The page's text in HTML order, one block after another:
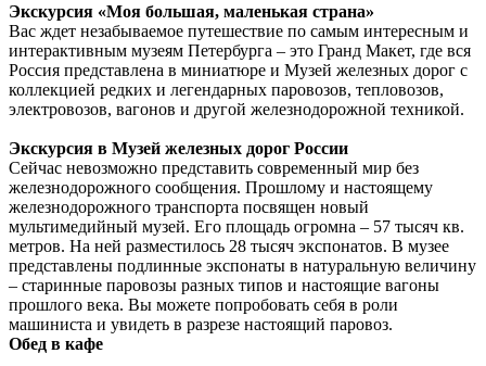
Экскурсия «Моя большая, маленькая страна»
Вас ждет незабываемое путешествие по самым интересным и
интерактивным музеям Петербурга – это Гранд Макет, где вся
Россия представлена в миниатюре и Музей железных дорог с
коллекцией редких и легендарных паровозов, тепловозов,
электровозов, вагонов и другой железнодорожной техникой.
Экскурсия в Музей железных дорог России
Сейчас невозможно представить современный мир без
железнодорожного сообщения. Прошлому и настоящему
железнодорожного транспорта посвящен новый
мультимедийный музей. Его площадь огромна – 57 тысяч кв.
метров. На ней разместилось 28 тысяч экспонатов. В музее
представлены подлинные экспонаты в натуральную величину
– старинные паровозы разных типов и настоящие вагоны
прошлого века. Вы можете попробовать себя в роли
машиниста и увидеть в разрезе настоящий паровоз.
Обед в кафе